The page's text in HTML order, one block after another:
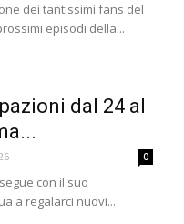
dei tantissimi fans del
episodi della...
dal 24 al
0
con il suo
a regalarci nuovi...